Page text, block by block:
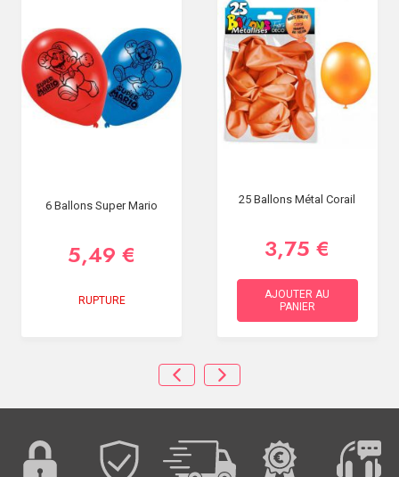
6 Ballons Super Mario
5,49 €
RUPTURE
25 Ballons Métal Corail
3,75 €
AJOUTER AU
PANIER